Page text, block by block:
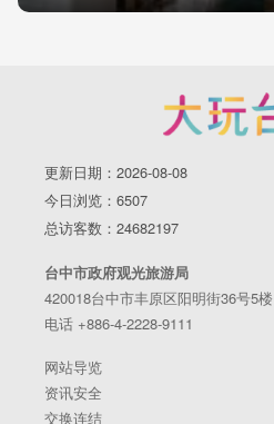
更新日期：2026-08-08
今日浏览：6507
总访客数：24682197
台中市政府观光旅游局
420018台中市丰原区阳明街36号5楼
电话 +886-4-2228-9111
网站导览
资讯安全
交换连结